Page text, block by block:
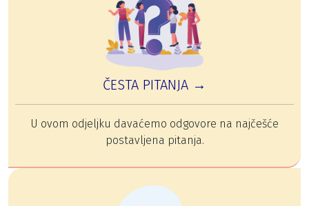
ČESTA PITANJA →
U ovom odjeljku davaćemo odgovore na najčešće
postavljena pitanja.